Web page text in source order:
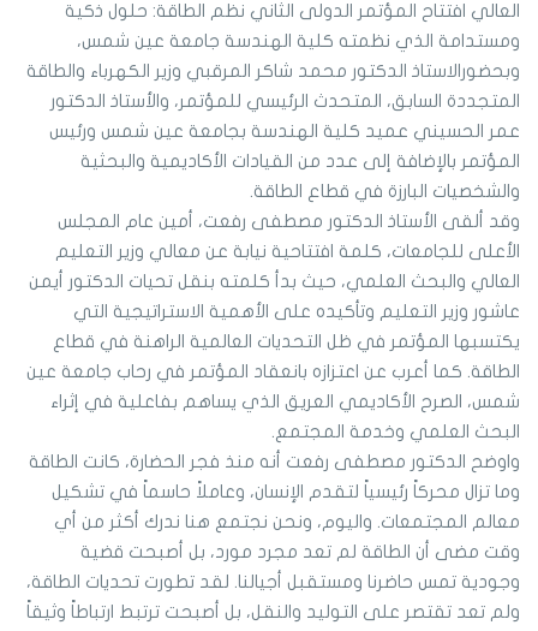
العالي افتتاح المؤتمر الدولى الثاني نظم الطاقة: حلول ذكية
ومستدامة الذي نظمته كلية الهندسة جامعة عين شمس،
وبحضورالاستاذ الدكتور محمد شاكر المرقبي وزير الكهرباء والطاقة
المتجددة السابق، المتحدث الرئيسي للمؤتمر، والأستاذ الدكتور
عمر الحسيني عميد كلية الهندسة بجامعة عين شمس ورئيس
المؤتمر بالإضافة إلى عدد من القيادات الأكاديمية والبحثية
والشخصيات البارزة في قطاع الطاقة.
وقد ألقى الأستاذ الدكتور مصطفى رفعت، أمين عام المجلس
الأعلى للجامعات، كلمة افتتاحية نيابة عن معالي وزير التعليم
العالي والبحث العلمي، حيث بدأ كلمته بنقل تحيات الدكتور أيمن
عاشور وزير التعليم وتأكيده على الأهمية الاستراتيجية التي
يكتسبها المؤتمر في ظل التحديات العالمية الراهنة في قطاع
الطاقة. كما أعرب عن اعتزازه بانعقاد المؤتمر في رحاب جامعة عين
شمس، الصرح الأكاديمي العريق الذي يساهم بفاعلية في إثراء
البحث العلمي وخدمة المجتمع.
واوضح الدكتور مصطفى رفعت أنه منذ فجر الحضارة، كانت الطاقة
وما تزال محركاً رئيسياً لتقدم الإنسان، وعاملاً حاسماً في تشكيل
معالم المجتمعات. واليوم، ونحن نجتمع هنا ندرك أكثر من أي
وقت مضى أن الطاقة لم تعد مجرد مورد، بل أصبحت قضية
وجودية تمس حاضرنا ومستقبل أجيالنا. لقد تطورت تحديات الطاقة،
ولم تعد تقتصر على التوليد والنقل، بل أصبحت ترتبط ارتباطاً وثيقاً